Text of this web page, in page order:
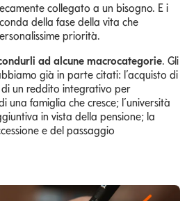
collegato a un bisogno. E i
della fase della vita che
priorità.
ad alcune macrocategorie. Gli
già in parte citati: l’acquisto di
un reddito integrativo per
una famiglia che cresce; l’università
in vista della pensione; la
e del passaggio